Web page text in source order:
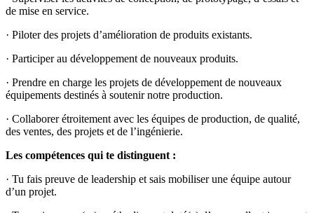
de mise en service.
· Piloter des projets d’amélioration de produits existants.
· Participer au développement de nouveaux produits.
· Prendre en charge les projets de développement de nouveaux
équipements destinés à soutenir notre production.
· Collaborer étroitement avec les équipes de production, de qualité,
des ventes, des projets et de l’ingénierie.
Les compétences qui te distinguent :
· Tu fais preuve de leadership et sais mobiliser une équipe autour
d’un projet.